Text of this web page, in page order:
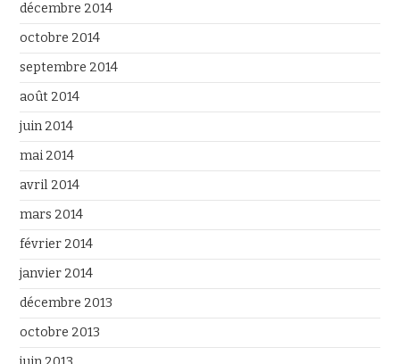
décembre 2014
octobre 2014
septembre 2014
août 2014
juin 2014
mai 2014
avril 2014
mars 2014
février 2014
janvier 2014
décembre 2013
octobre 2013